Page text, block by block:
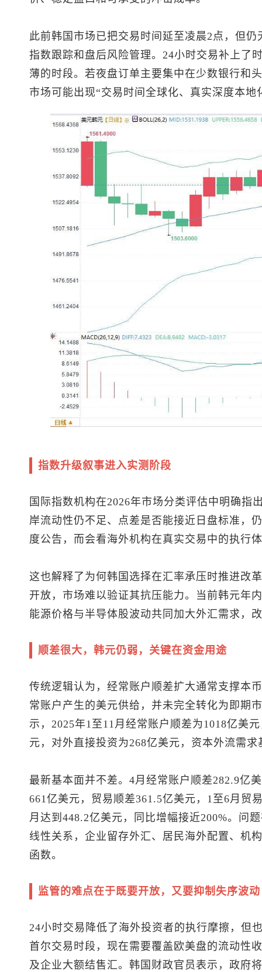
此前韩国市场已把交易时间延至凌晨2点，但
指数跟踪和盘后风险管理。24小时交易补上了
薄的时段。若夜盘订单主要集中在少数银行和
市场可能出现“交易时间全球化、真实深度本地
指数升级叙事进入实测阶段
国际指数机构在2026年市场分类评估中明确指
岸流动性仍不足、点差是否能接近日盘标准，
度公告，而会看海外机构在真实交易中的执行
这也解释了为何韩国选择在汇率承压时推进改
开放，市场难以验证其抗压能力。当前韩元年
能源价格与半导体股波动共同加大外汇需求，
顺差很大，韩元仍弱，关键在资金用途
传统逻辑认为，经常账户顺差扩大通常支撑本
常账户产生的美元供给，并未完全转化为即期
示，2025年1至11月经常账户顺差为1018亿美
元，对外直接投资为268亿美元，资本外流需
最新基本面并不差。4月经常账户顺差282.9亿
661亿美元，贸易顺差361.5亿美元，1至6月贸
月达到448.2亿美元，同比增幅接近200%。问
线性关系，企业留存外汇、居民海外配置、机
函数。
监管的难点在于既要开放，又要抑制失序波动
24小时交易降低了海外投资者的执行摩擦，但
首尔交易时段，现在需要覆盖欧美盘的流动性
及企业大额结售汇。韩国财政官员表示，政府